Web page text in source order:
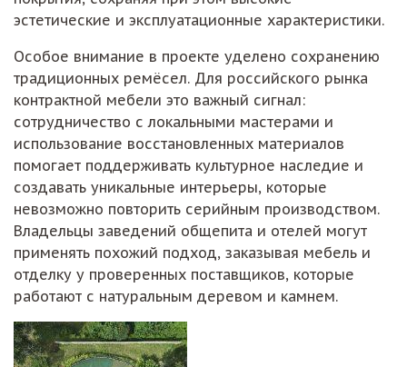
эстетические и эксплуатационные характеристики.
Особое внимание в проекте уделено сохранению
традиционных ремёсел. Для российского рынка
контрактной мебели это важный сигнал:
сотрудничество с локальными мастерами и
использование восстановленных материалов
помогает поддерживать культурное наследие и
создавать уникальные интерьеры, которые
невозможно повторить серийным производством.
Владельцы заведений общепита и отелей могут
применять похожий подход, заказывая мебель и
отделку у проверенных поставщиков, которые
работают с натуральным деревом и камнем.